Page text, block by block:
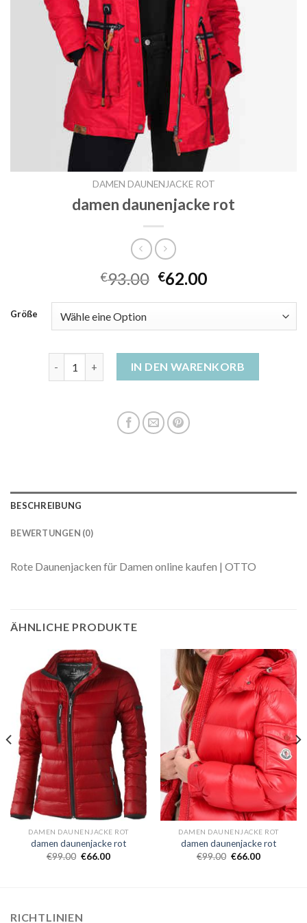
DAMEN DAUNENJACKE ROT
damen daunenjacke rot
€93.00 €62.00
Größe
damen daunenjacke rot Menge
IN DEN WARENKORB
BESCHREIBUNG
BEWERTUNGEN (0)
Rote Daunenjacken für Damen online kaufen | OTTO
ÄHNLICHE PRODUKTE
DAMEN DAUNENJACKE ROT
damen daunenjacke rot
€99.00 €66.00
DAMEN DAUNENJACKE ROT
damen daunenjacke rot
€99.00 €66.00
RICHTLINIEN